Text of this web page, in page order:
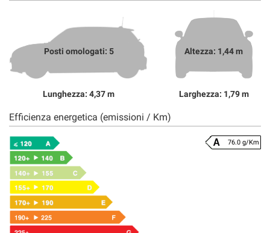
Posti omologati: 5
Lunghezza: 4,37 m
Altezza: 1,44 m
Larghezza: 1,79 m
Efficienza energetica (emissioni / Km)
76.0 g/Km